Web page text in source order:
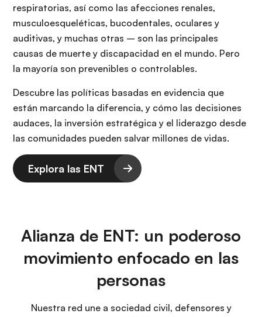
respiratorias, así como las afecciones renales,
musculoesqueléticas, bucodentales, oculares y
auditivas, y muchas otras – son las principales
causas de muerte y discapacidad en el mundo. Pero
la mayoría son prevenibles o controlables.
Descubre las políticas basadas en evidencia que
están marcando la diferencia, y cómo las decisiones
audaces, la inversión estratégica y el liderazgo desde
las comunidades pueden salvar millones de vidas.
Explora las ENT
Alianza de ENT: un poderoso
movimiento enfocado en las
personas
Nuestra red une a sociedad civil, defensores y